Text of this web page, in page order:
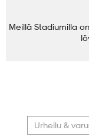
Meillä Stadiumilla
Urheilu &